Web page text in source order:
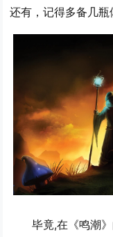
还有，记得多备几瓶
毕竟,在《鸣潮